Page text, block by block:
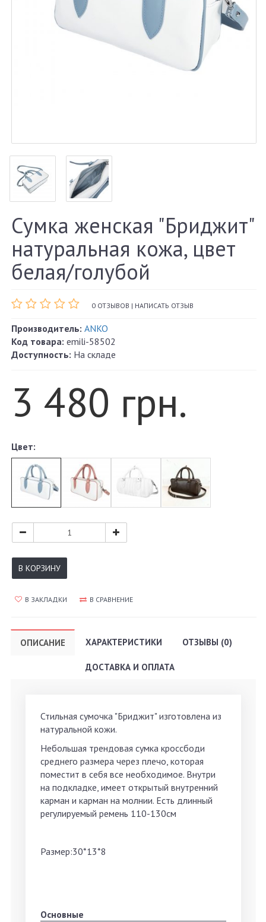
Сумка женская "Бриджит"
натуральная кожа, цвет
белая/голубой
0 ОТЗЫВОВ | НАПИСАТЬ ОТЗЫВ
Производитель: ANKO
Код товара: emili-58502
Доступность: На складе
3 480 грн.
Цвет:
В КОРЗИНУ
В ЗАКЛАДКИ В СРАВНЕНИЕ
ОПИСАНИЕ ХАРАКТЕРИСТИКИ ОТЗЫВЫ (0)
ДОСТАВКА И ОПЛАТА
Стильная сумочка "Бриджит" изготовлена ​​из
натуральной кожи.
Небольшая трендовая сумка кроссбоди
среднего размера через плечо, которая
поместит в себя все необходимое. Внутри
на подкладке, имеет открытый внутренний
карман и карман на молнии. Есть длинный
регулируемый ремень 110-130cм
Размер:30*13*8
Основные